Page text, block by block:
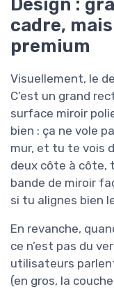
Design :
cadre,
premium
Visuellement, le
C’est un grand
surface miroir
bien : ça ne vole
mur, et tu te vois
deux côte à côte,
bande de miroir
si tu alignes bien
En revanche,
ce n’est pas du
utilisateurs
(en gros, la